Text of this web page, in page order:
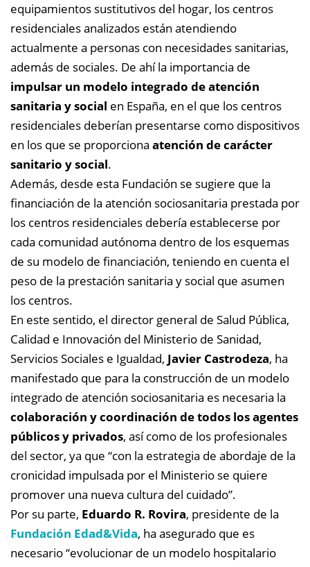
equipamientos sustitutivos del hogar, los centros
residenciales analizados están atendiendo
actualmente a personas con necesidades sanitarias,
además de sociales. De ahí la importancia de
impulsar un modelo integrado de atención
sanitaria y social en España, en el que los centros
residenciales deberían presentarse como dispositivos
en los que se proporciona atención de carácter
sanitario y social.
Además, desde esta Fundación se sugiere que la
financiación de la atención sociosanitaria prestada por
los centros residenciales debería establecerse por
cada comunidad autónoma dentro de los esquemas
de su modelo de financiación, teniendo en cuenta el
peso de la prestación sanitaria y social que asumen
los centros.
En este sentido, el director general de Salud Pública,
Calidad e Innovación del Ministerio de Sanidad,
Servicios Sociales e Igualdad, Javier Castrodeza, ha
manifestado que para la construcción de un modelo
integrado de atención sociosanitaria es necesaria la
colaboración y coordinación de todos los agentes
públicos y privados, así como de los profesionales
del sector, ya que “con la estrategia de abordaje de la
cronicidad impulsada por el Ministerio se quiere
promover una nueva cultura del cuidado”.
Por su parte, Eduardo R. Rovira, presidente de la
Fundación Edad&Vida, ha asegurado que es
necesario “evolucionar de un modelo hospitalario